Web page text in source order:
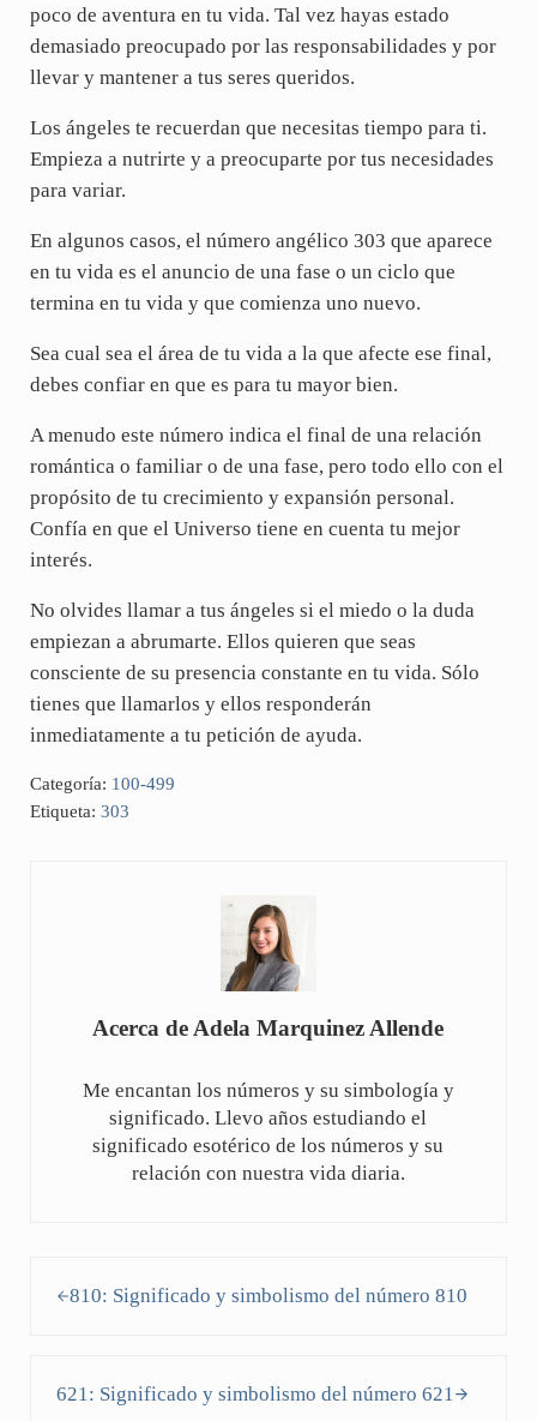
poco de aventura en tu vida. Tal vez hayas estado
demasiado preocupado por las responsabilidades y por
llevar y mantener a tus seres queridos.
Los ángeles te recuerdan que necesitas tiempo para ti.
Empieza a nutrirte y a preocuparte por tus necesidades
para variar.
En algunos casos, el número angélico 303 que aparece
en tu vida es el anuncio de una fase o un ciclo que
termina en tu vida y que comienza uno nuevo.
Sea cual sea el área de tu vida a la que afecte ese final,
debes confiar en que es para tu mayor bien.
A menudo este número indica el final de una relación
romántica o familiar o de una fase, pero todo ello con el
propósito de tu crecimiento y expansión personal.
Confía en que el Universo tiene en cuenta tu mejor
interés.
No olvides llamar a tus ángeles si el miedo o la duda
empiezan a abrumarte. Ellos quieren que seas
consciente de su presencia constante en tu vida. Sólo
tienes que llamarlos y ellos responderán
inmediatamente a tu petición de ayuda.
Categoría: 100-499
Etiqueta: 303
Acerca deAdela Marquinez Allende
Me encantan los números y su simbología y
significado. Llevo años estudiando el
significado esotérico de los números y su
relación con nuestra vida diaria.
810: Significado y simbolismo del número 810
621: Significado y simbolismo del número 621